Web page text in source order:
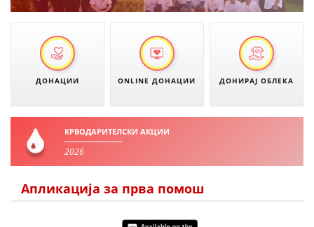
ИНФОРМАЦИИ ЗА БОЛЕСТИ
МЕНАЏМЕНТ НА ВОЛОНТЕРИ
ЗА НАС
ДОНАЦИИ ONLINE ДОНАЦИИ ДОНИРАЈ ОБЛЕКА
КРВОДАРИТЕЛСКИ АКЦИИ
2026
Апликација за прва помош